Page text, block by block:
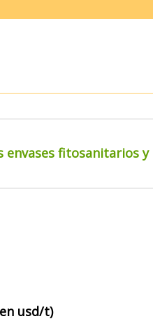
envases fitosanitarios y
usd/t)